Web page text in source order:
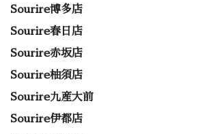
Sourire博多店
Sourire春日店
Sourire赤坂店
Sourire柚須店
Sourire九産大前
Sourire伊都店